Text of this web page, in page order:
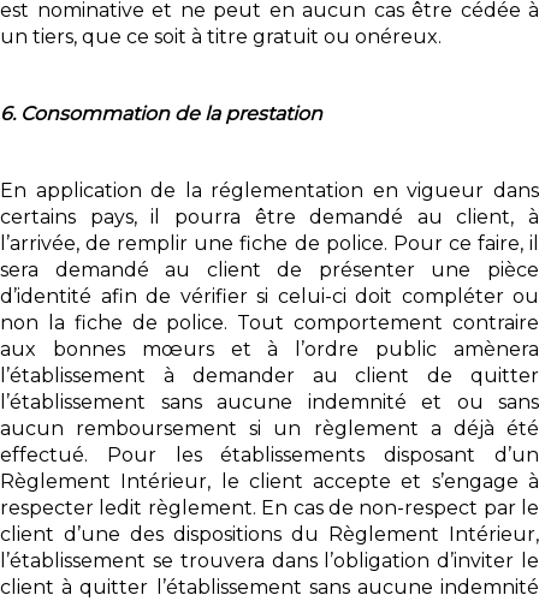
est nominative et ne peut en aucun cas être cédée à
un tiers, que ce soit à titre gratuit ou onéreux.
6. Consommation de la prestation
En application de la réglementation en vigueur dans
certains pays, il pourra être demandé au client, à
l’arrivée, de remplir une fiche de police. Pour ce faire, il
sera demandé au client de présenter une pièce
d’identité afin de vérifier si celui-ci doit compléter ou
non la fiche de police. Tout comportement contraire
aux bonnes mœurs et à l’ordre public amènera
l’établissement à demander au client de quitter
l’établissement sans aucune indemnité et ou sans
aucun remboursement si un règlement a déjà été
effectué. Pour les établissements disposant d’un
Règlement Intérieur, le client accepte et s’engage à
respecter ledit règlement. En cas de non-respect par le
client d’une des dispositions du Règlement Intérieur,
l’établissement se trouvera dans l’obligation d’inviter le
client à quitter l’établissement sans aucune indemnité